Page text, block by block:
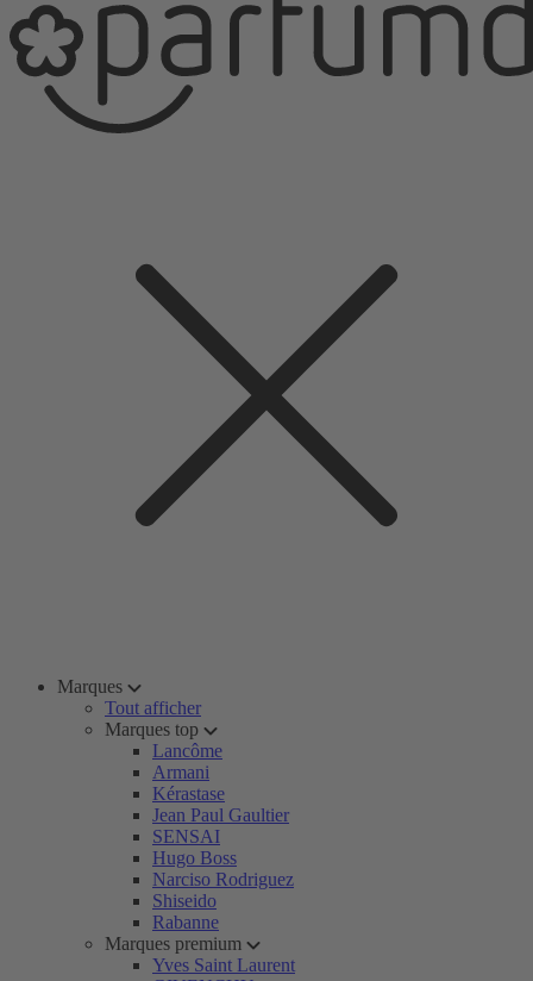
Marques
Tout afficher
Marques top
Lancôme
Armani
Kérastase
Jean Paul Gaultier
SENSAI
Hugo Boss
Narciso Rodriguez
Shiseido
Rabanne
Marques premium
Yves Saint Laurent